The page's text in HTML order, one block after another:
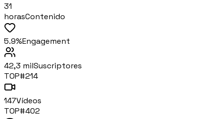
31
horasContenido
5.9%Engagement
42,3 milSuscriptores
TOP#214
147Vídeos
TOP#402